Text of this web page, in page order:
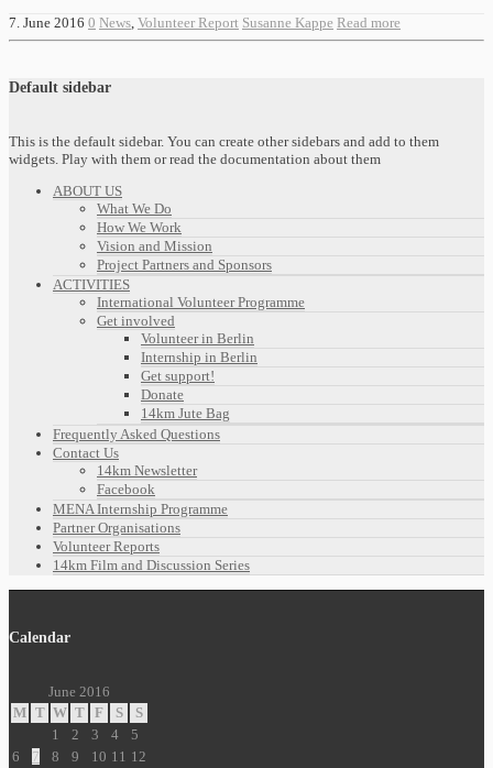
7. June 2016 0 News, Volunteer Report Susanne Kappe Read more
Default sidebar
This is the default sidebar. You can create other sidebars and add to them
widgets. Play with them or read the documentation about them
ABOUT US
What We Do
How We Work
Vision and Mission
Project Partners and Sponsors
ACTIVITIES
International Volunteer Programme
Get involved
Volunteer in Berlin
Internship in Berlin
Get support!
Donate
14km Jute Bag
Frequently Asked Questions
Contact Us
14km Newsletter
Facebook
MENA Internship Programme
Partner Organisations
Volunteer Reports
14km Film and Discussion Series
Calendar
June 2016
M T W T F S
S
1
2 3 4
5
6
7 8 9 10 11 12